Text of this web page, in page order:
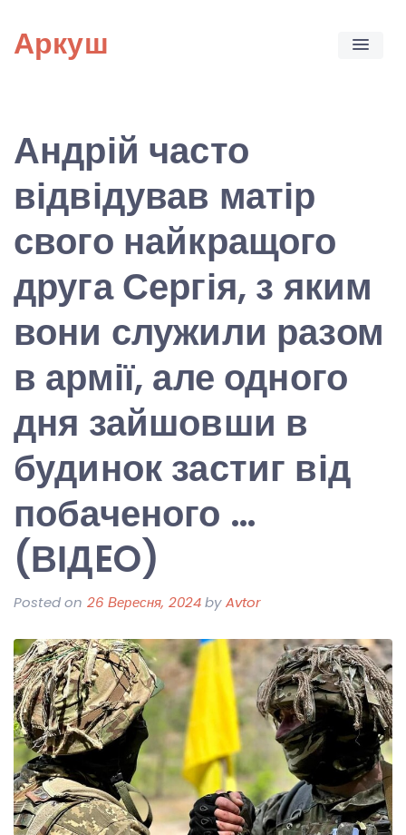
content
Аркуш
Андрій часто
відвідував матір
свого найкращого
друга Сергія, з яким
вони служили разом
в армії, але одного
дня зайшовши в
будинок застиг від
побаченого …
(ВІДEO)
Posted on 26 Вересня, 2024byAvtor